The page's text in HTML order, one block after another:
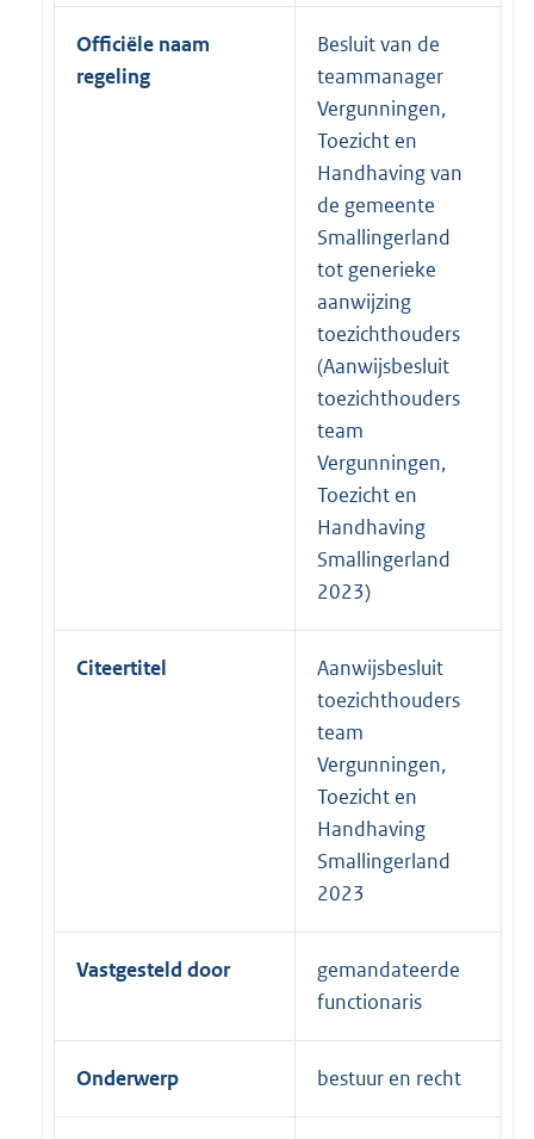
Officiële naam
regeling
Besluit van de
teammanager
Vergunningen,
Toezicht en
Handhaving van
de gemeente
Smallingerland
tot generieke
aanwijzing
toezichthouders
(Aanwijsbesluit
toezichthouders
team
Vergunningen,
Toezicht en
Handhaving
Smallingerland
2023)
Citeertitel
Aanwijsbesluit
toezichthouders
team
Vergunningen,
Toezicht en
Handhaving
Smallingerland
2023
Vastgesteld door
gemandateerde
functionaris
Onderwerp bestuur en recht